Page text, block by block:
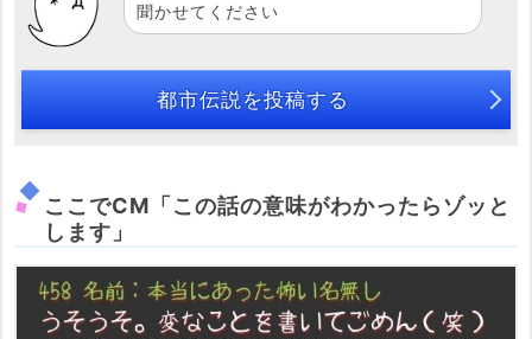
聞かせてください
都市伝説を投稿する
ここでCM「この話の意味がわかったらゾッと
します」